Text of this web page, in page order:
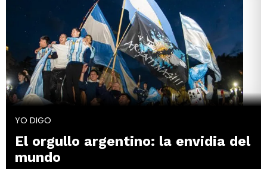
YO DIGO
El orgullo argentino: la envidia del
mundo